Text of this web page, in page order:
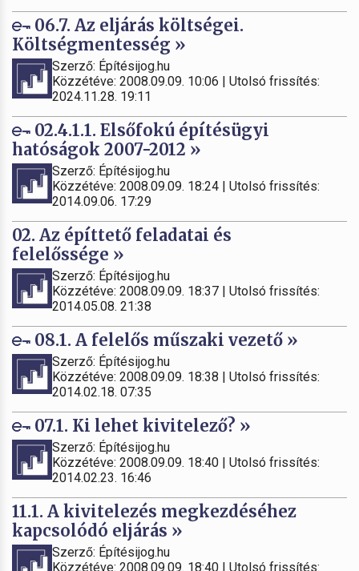
06.7. Az eljárás költségei.
Költségmentesség »
Szerző: Építésijog.hu
Közzétéve: 2008.09.09. 10:06 | Utolsó frissítés:
2024.11.28. 19:11
02.4.1.1. Elsőfokú építésügyi
hatóságok 2007-2012 »
Szerző: Építésijog.hu
Közzétéve: 2008.09.09. 18:24 | Utolsó frissítés:
2014.09.06. 17:29
02. Az építtető feladatai és
felelőssége »
Szerző: Építésijog.hu
Közzétéve: 2008.09.09. 18:37 | Utolsó frissítés:
2014.05.08. 21:38
08.1. A felelős műszaki vezető »
Szerző: Építésijog.hu
Közzétéve: 2008.09.09. 18:38 | Utolsó frissítés:
2014.02.18. 07:35
07.1. Ki lehet kivitelező? »
Szerző: Építésijog.hu
Közzétéve: 2008.09.09. 18:40 | Utolsó frissítés:
2014.02.23. 16:46
11.1. A kivitelezés megkezdéséhez
kapcsolódó eljárás »
Szerző: Építésijog.hu
Közzétéve: 2008.09.09. 18:40 | Utolsó frissítés: